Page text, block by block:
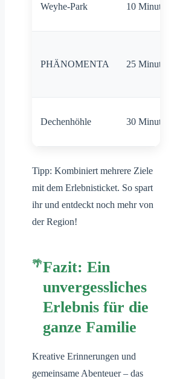
Weyhe-Park 10 Minuten
PHÄNOMENTA 25 Minuten
Dechenhöhle 30 Minuten
Tipp: Kombiniert mehrere Ziele
mit dem Erlebnisticket. So spart
ihr und entdeckt noch mehr von
der Region!
Fazit: Ein
unvergessliches
Erlebnis für die
ganze Familie
Kreative Erinnerungen und
gemeinsame Abenteuer – das